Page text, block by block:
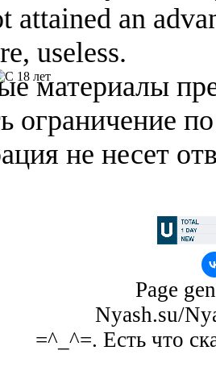
attained an
useless.
материалы
ограничение
не несет
Page
Nyash.su/
=^_^=. Есть что